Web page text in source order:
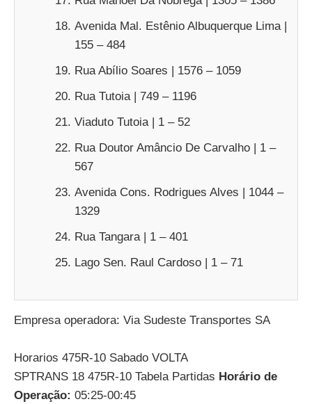
Avenida Mal. Estênio Albuquerque Lima |
155 – 484
Rua Abílio Soares | 1576 – 1059
Rua Tutoia | 749 – 1196
Viaduto Tutoia | 1 – 52
Rua Doutor Amâncio De Carvalho | 1 –
567
Avenida Cons. Rodrigues Alves | 1044 –
1329
Rua Tangara | 1 – 401
Lago Sen. Raul Cardoso | 1 – 71
Empresa operadora: Via Sudeste Transportes SA
Horarios 475R-10 Sabado VOLTA
SPTRANS 18 475R-10 Tabela Partidas Horário de
Operação: 05:25-00:45